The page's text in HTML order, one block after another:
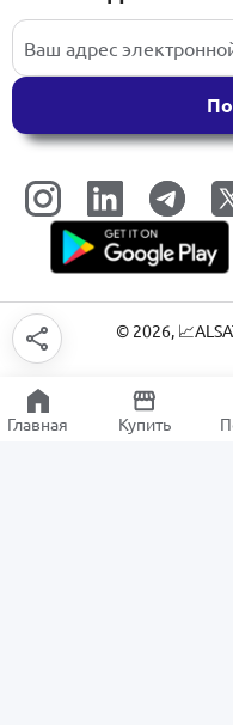
© 2026,
Главная Купить